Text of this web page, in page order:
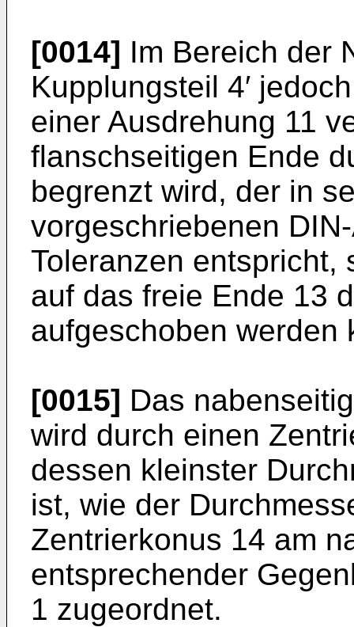
[0014] Im Bereich der
Kupplungsteil 4′
einer Ausdrehung 11
flanschseitigen Ende
begrenzt wird, der in
vorgeschriebenen
Toleranzen entspricht,
auf das freie Ende 13
aufgeschoben werden
[0015] Das
wird durch einen
dessen kleinster
ist, wie der
Zentrierkonus 14 am
entsprechender
1 zugeordnet.